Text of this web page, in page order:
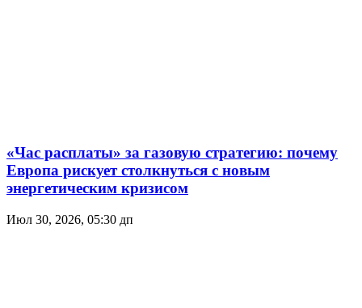
«Час расплаты» за газовую стратегию: почему
Европа рискует столкнуться с новым
энергетическим кризисом
Июл 30, 2026, 05:30 дп